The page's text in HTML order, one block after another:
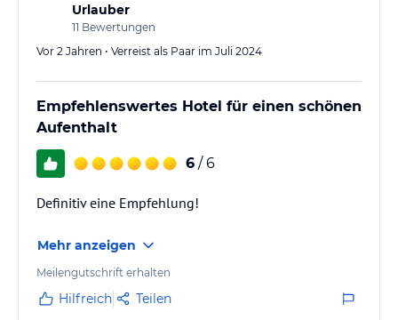
Urlauber
11 Bewertungen
Vor 2 Jahren • Verreist als Paar im Juli 2024
Empfehlenswertes Hotel für einen schönen
Aufenthalt
6 / 6
Definitiv eine Empfehlung!
Mehr anzeigen
Meilengutschrift erhalten
Hilfreich Teilen